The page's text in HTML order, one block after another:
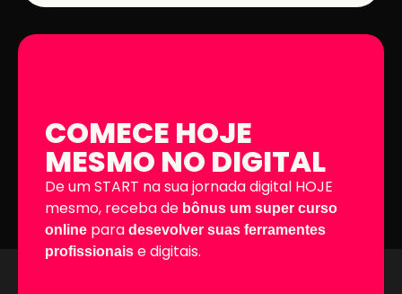
COMECE HOJE
MESMO NO DIGITAL
De um START na sua jornada digital HOJE
mesmo, receba de bônus um super curso
online para desevolver suas ferramentes
profissionais e digitais.